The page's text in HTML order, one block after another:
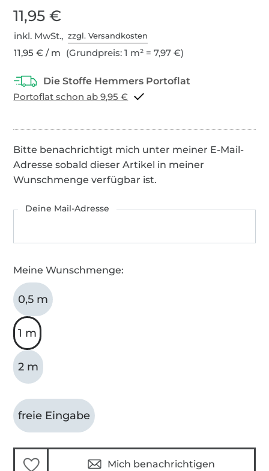
11,95 €
inkl. MwSt.,zzgl. Versandkosten
11,95 € / m (Grundpreis: 1 m² = 7,97 €)
Portoflat schon ab 9,95 €
Bitte benachrichtigt mich unter meiner E-Mail-
Adresse sobald dieser Artikel in meiner
Wunschmenge verfügbar ist.
Deine Mail-Adresse
Meine Wunschmenge:
0,5 m
1 m
2 m
freie Eingabe
Mich benachrichtigen